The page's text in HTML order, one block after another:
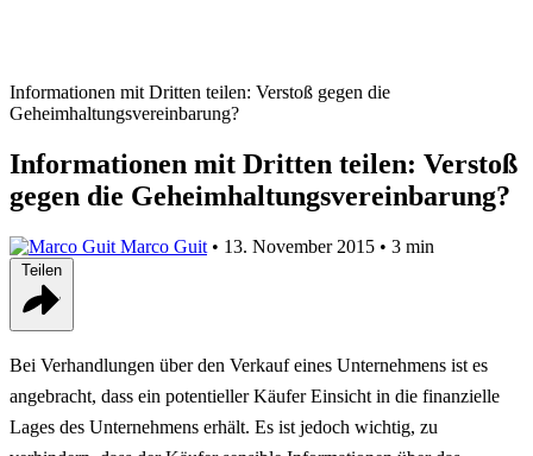
Informationen mit Dritten teilen: Verstoß gegen die
Geheimhaltungsvereinbarung?
Informationen mit Dritten teilen: Verstoß
gegen die Geheimhaltungsvereinbarung?
Marco Guit • 13. November 2015 • 3 min
Bei Verhandlungen über den Verkauf eines Unternehmens ist es
angebracht, dass ein potentieller Käufer Einsicht in die finanzielle
Lages des Unternehmens erhält. Es ist jedoch wichtig, zu